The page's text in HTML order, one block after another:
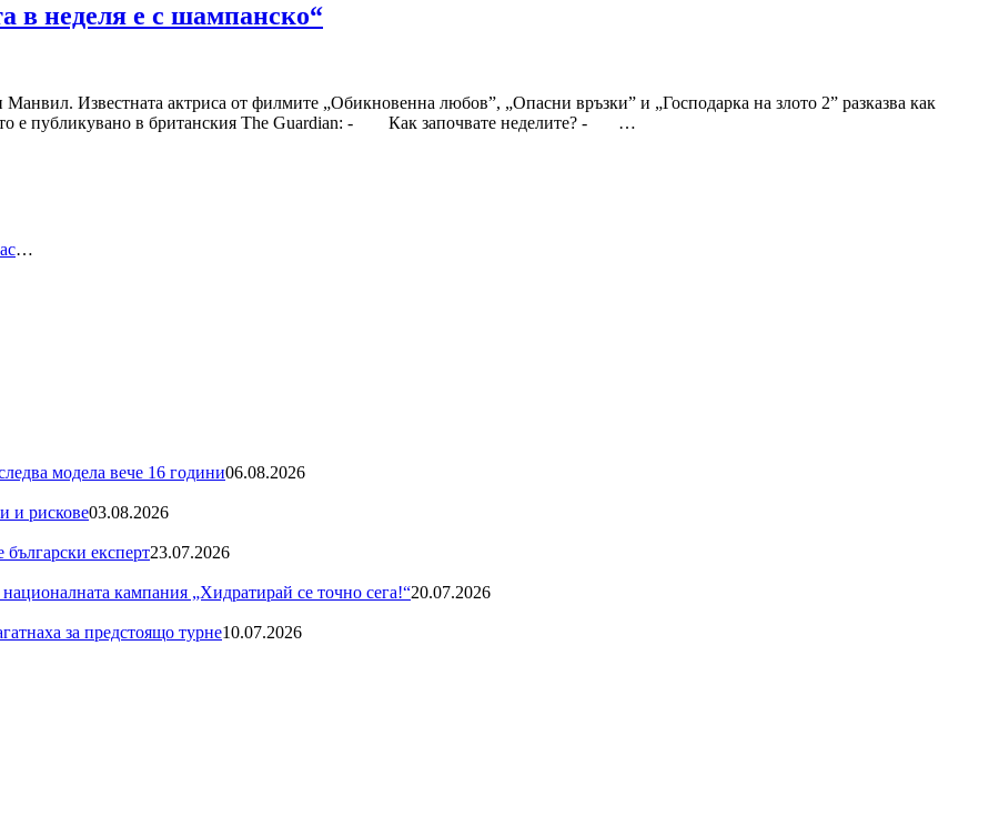
в неделя е с шампанско“
Известната актриса от филмите „Обикновенна любов”, „Опасни връзки” и „Господарка на злото 2” разказва как
е публикувано в британския The Guardian: - Как започвате неделите? - …
…
модела вече 16 години06.08.2026
и рискове03.08.2026
български експерт23.07.2026
кампания „Хидратирай се точно сега!“20.07.2026
за предстоящо турне10.07.2026